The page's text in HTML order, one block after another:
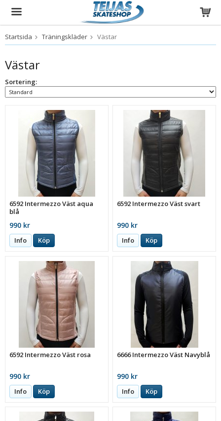
Produkten har blivit tillagd i varukorgen
Startsida Träningskläder Västar
Västar
Sortering:
6592 Intermezzo Väst aqua
blå
990 kr
Info Köp
6592 Intermezzo Väst svart
990 kr
Info Köp
6592 Intermezzo Väst rosa
990 kr
Info Köp
6666 Intermezzo Väst Navyblå
990 kr
Info Köp